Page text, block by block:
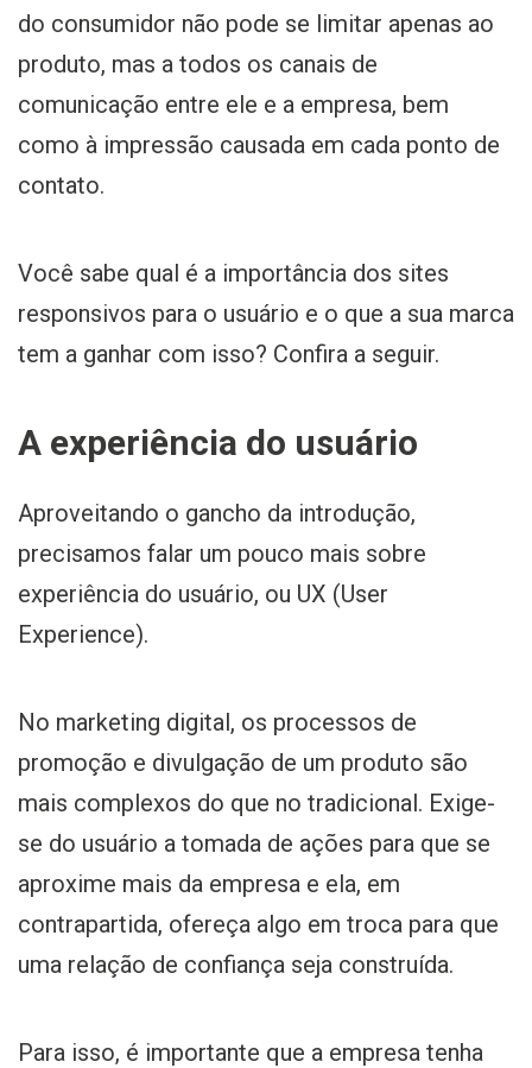
do consumidor não pode se limitar apenas ao
produto, mas a todos os canais de
comunicação entre ele e a empresa, bem
como à impressão causada em cada ponto de
contato.
Você sabe qual é a importância dos sites
responsivos para o usuário e o que a sua marca
tem a ganhar com isso? Confira a seguir.
A experiência do usuário
Aproveitando o gancho da introdução,
precisamos falar um pouco mais sobre
experiência do usuário, ou UX (User
Experience).
No marketing digital, os processos de
promoção e divulgação de um produto são
mais complexos do que no tradicional. Exige-
se do usuário a tomada de ações para que se
aproxime mais da empresa e ela, em
contrapartida, ofereça algo em troca para que
uma relação de confiança seja construída.
Para isso, é importante que a empresa tenha